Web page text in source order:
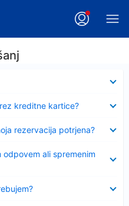
kreditne kartice?
rezervacija potrjena?
odpovem ali spremenim